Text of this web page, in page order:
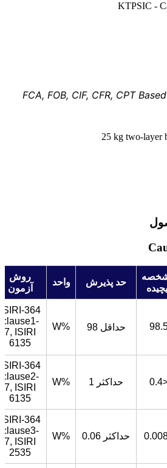
FCA, FOB, CIF, CFR, CPT
25 kg two-layer
حد پذیرش واحد
روش
آزمون
حداقل 98 %W
ISIRI-364
clause1-
7, ISIRI
6135
حداکثر 1 %W
ISIRI-364
clause2-
7, ISIRI
6135
حداکثر 0.06 %W
ISIRI-364
clause3-
7, ISIRI
2535